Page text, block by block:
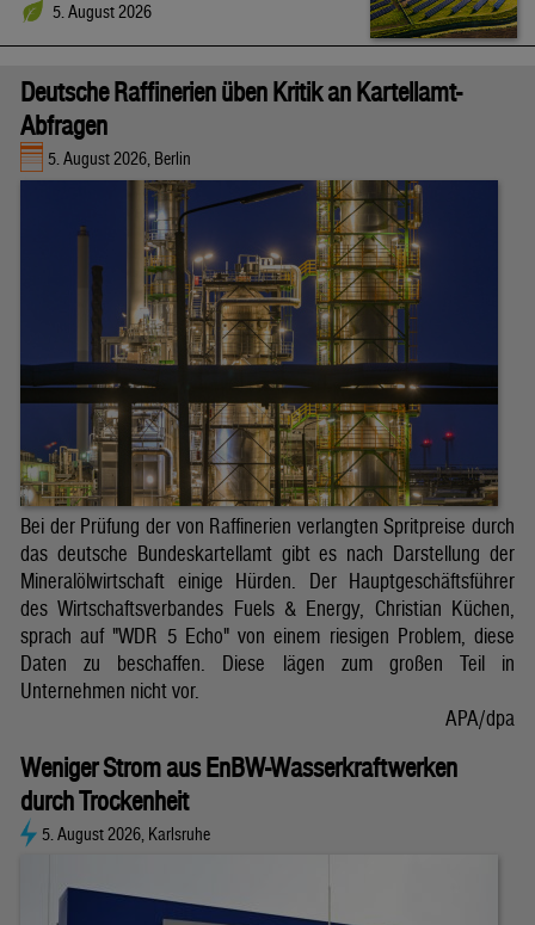
5. August 2026
Deutsche Raffinerien üben Kritik an Kartellamt-
Abfragen
5. August 2026, Berlin
Bei der Prüfung der von Raffinerien verlangten Spritpreise durch
das deutsche Bundeskartellamt gibt es nach Darstellung der
Mineralölwirtschaft einige Hürden. Der Hauptgeschäftsführer
des Wirtschaftsverbandes Fuels & Energy, Christian Küchen,
sprach auf "WDR 5 Echo" von einem riesigen Problem, diese
Daten zu beschaffen. Diese lägen zum großen Teil in
Unternehmen nicht vor.
APA/dpa
Weniger Strom aus EnBW-Wasserkraftwerken
durch Trockenheit
5. August 2026, Karlsruhe